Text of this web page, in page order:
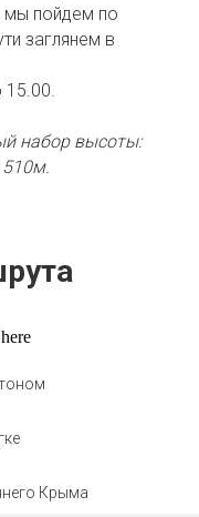
мы пойдем по
заглянем в
набор высоты:
Крыма